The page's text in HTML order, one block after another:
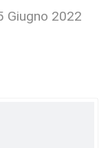
Giugno 2022